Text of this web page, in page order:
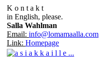
K o n t a k t
in English, please.
Salla Wahlman
Email: info@lomamaalla.com
Link: Homepage